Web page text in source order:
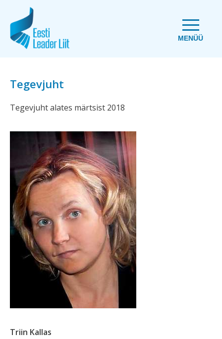
MENÜÜ
Tegevjuht
Tegevjuht alates märtsist 2018
Triin Kallas